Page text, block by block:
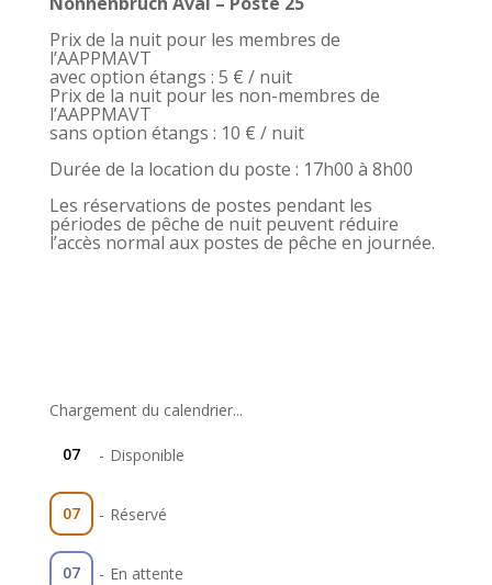
Prix de la nuit pour les membres de
l’AAPPMAVT
avec option étangs : 5 € / nuit
Prix de la nuit pour les non-membres de
l’AAPPMAVT
sans option étangs : 10 € / nuit
Durée de la location du poste : 17h00 à 8h00
Les réservations de postes pendant les
périodes de pêche de nuit peuvent réduire
l’accès normal aux postes de pêche en journée.
Chargement du calendrier...
07 - Disponible
07 - Réservé
07 - En attente